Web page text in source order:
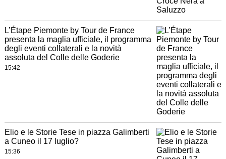
L’Étape Piemonte by Tour de France
presenta la maglia ufficiale, il programma
degli eventi collaterali e la novità
assoluta del Colle delle Goderie
15:42
Elio e le Storie Tese in piazza Galimberti
a Cuneo il 17 luglio?
15:36